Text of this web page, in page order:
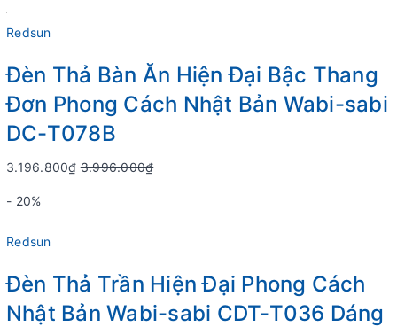
Redsun
Đèn Thả Bàn Ăn Hiện Đại Bậc Thang
Đơn Phong Cách Nhật Bản Wabi-sabi
DC-T078B
3.196.800₫3.996.000₫
- 20%
Redsun
Đèn Thả Trần Hiện Đại Phong Cách
Nhật Bản Wabi-sabi CDT-T036 Dáng